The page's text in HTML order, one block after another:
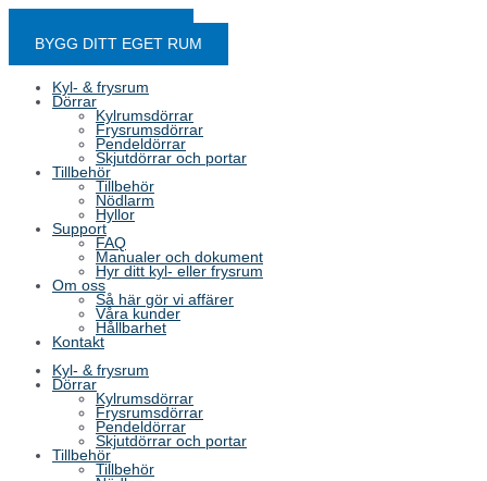
BYGG DITT EGET RUM
Kyl- & frysrum
Dörrar
Kylrumsdörrar
Frysrumsdörrar
Pendeldörrar
Skjutdörrar och portar
Tillbehör
Tillbehör
Nödlarm
Hyllor
Support
FAQ
Manualer och dokument
Hyr ditt kyl- eller frysrum
Om oss
Så här gör vi affärer
Våra kunder
Hållbarhet
Kontakt
Kyl- & frysrum
Dörrar
Kylrumsdörrar
Frysrumsdörrar
Pendeldörrar
Skjutdörrar och portar
Tillbehör
Tillbehör